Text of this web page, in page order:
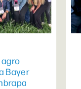
Bayer